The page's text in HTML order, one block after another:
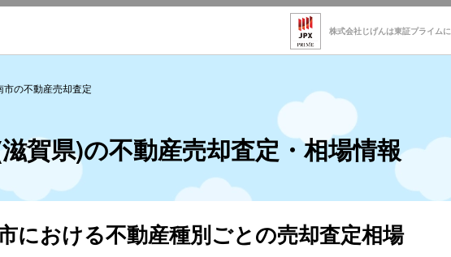
株式会社じげんは東証プライムに
市の不動産売却査定
賀県)の不動産売却査定・相場情報
における不動産種別ごとの売却査定相場